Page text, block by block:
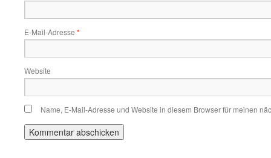
E-Mail-Adresse *
Website
Name, E-Mail-Adresse und Website in diesem Browser für meinen